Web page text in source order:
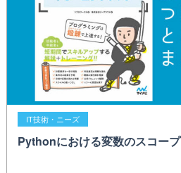
IT技術・ニーズ
Pythonにおける変数のスコープ